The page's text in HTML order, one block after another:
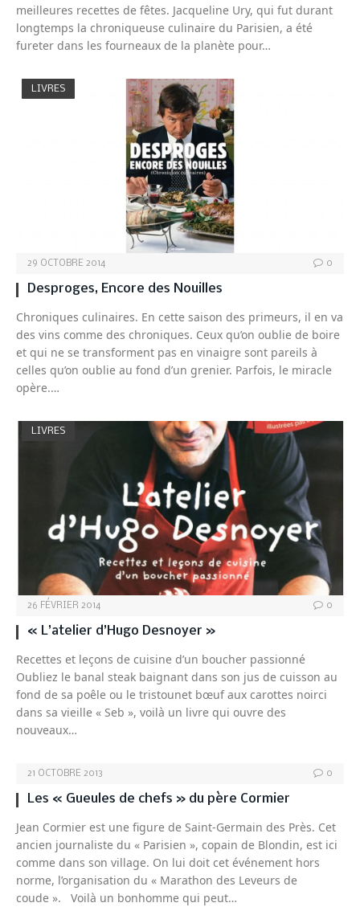
meilleures recettes de fêtes. Jacqueline Ury, qui fut durant
longtemps la chroniqueuse culinaire du Parisien, a été
fureter dans les fourneaux de la planète pour…
LIVRES
29 OCTOBRE 2014 0
Desproges, Encore des Nouilles
Chroniques culinaires. En cette saison des primeurs, il en va
des vins comme des chroniques. Ceux qu’on oublie de boire
et qui ne se transforment pas en vinaigre sont pareils à
celles qu’on oublie au fond d’un grenier. Parfois, le miracle
opère.…
LIVRES
26 FÉVRIER 2014 0
« L’atelier d’Hugo Desnoyer »
Recettes et leçons de cuisine d’un boucher passionné
Oubliez le banal steak baignant dans son jus de cuisson au
fond de sa poêle ou le tristounet bœuf aux carottes noirci
dans sa vieille « Seb », voilà un livre qui ouvre des
nouveaux…
21 OCTOBRE 2013 0
Les « Gueules de chefs » du père Cormier
Jean Cormier est une figure de Saint-Germain des Près. Cet
ancien journaliste du « Parisien », copain de Blondin, est ici
comme dans son village. On lui doit cet événement hors
norme, l’organisation du « Marathon des Leveurs de
coude ». Voilà un bonhomme qui peut…